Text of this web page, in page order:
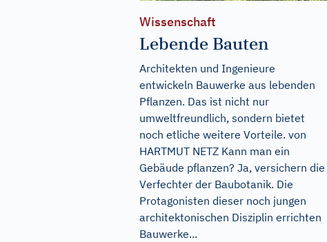
Wissenschaft
Lebende Bauten
Architekten und Ingenieure
entwickeln Bauwerke aus lebenden
Pflanzen. Das ist nicht nur
umweltfreundlich, sondern bietet
noch etliche weitere Vorteile. von
HARTMUT NETZ Kann man ein
Gebäude pflanzen? Ja, versichern die
Verfechter der Baubotanik. Die
Protagonisten dieser noch jungen
architektonischen Disziplin errichten
Bauwerke...